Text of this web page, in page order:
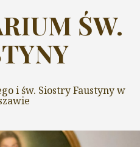
ŚW.
i św. Siostry Faustyny w